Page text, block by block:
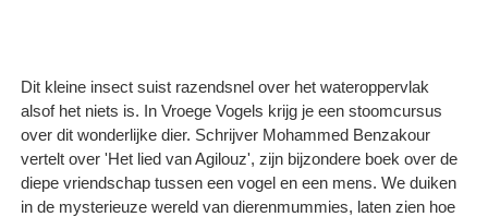
Dit kleine insect suist razendsnel over het wateroppervlak
alsof het niets is. In Vroege Vogels krijg je een stoomcursus
over dit wonderlijke dier. Schrijver Mohammed Benzakour
vertelt over 'Het lied van Agilouz', zijn bijzondere boek over de
diepe vriendschap tussen een vogel en een mens. We duiken
in de mysterieuze wereld van dierenmummies, laten zien hoe